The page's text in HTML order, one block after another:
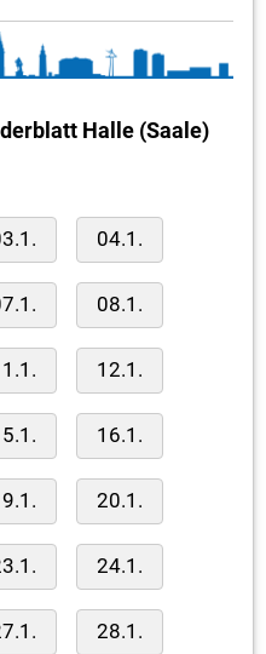
Halle (Saale)
04.1.
08.1.
12.1.
16.1.
20.1.
24.1.
28.1.